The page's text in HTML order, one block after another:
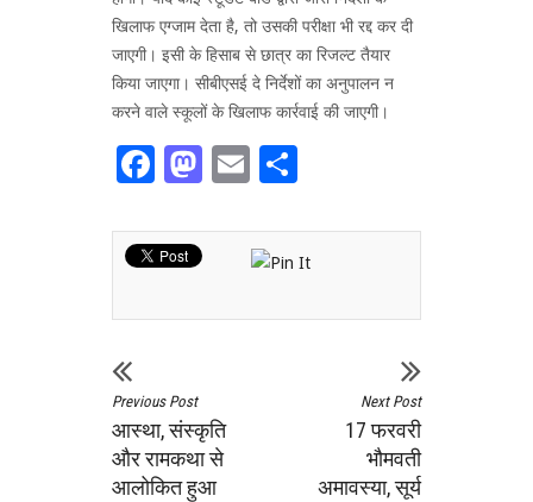
खिलाफ एग्जाम देता है, तो उसकी परीक्षा भी रद्द कर दी
जाएगी। इसी के हिसाब से छात्र का रिजल्ट तैयार
किया जाएगा। सीबीएसई दे निर्देशों का अनुपालन न
करने वाले स्कूलों के खिलाफ कार्रवाई की जाएगी।
Facebook
Mastodon
Email
Previous Post
आस्था, संस्कृति
और रामकथा से
आलोकित हुआ
Next Post
17 फरवरी
भौमवती
अमावस्या, सूर्य